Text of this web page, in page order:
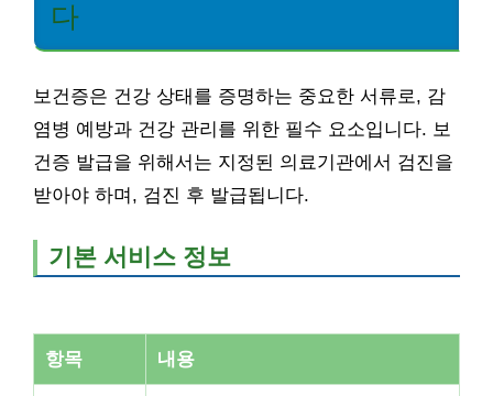
다
보건증은 건강 상태를 증명하는 중요한 서류로, 감
염병 예방과 건강 관리를 위한 필수 요소입니다. 보
건증 발급을 위해서는 지정된 의료기관에서 검진을
받아야 하며, 검진 후 발급됩니다.
기본 서비스 정보
항목 내용